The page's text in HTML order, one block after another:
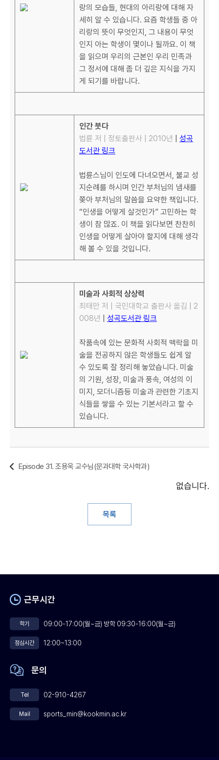
랑의 모습들, 현대의 아리랑에 대해 자
세히 알 수 있습니다. 요즘 학생들 중 아
리랑의 뜻이 무엇인지, 그 내용이 무엇
인지 아는 학생이 몇이나 될까요. 이 책
을 읽으며 우리의 근본인 우리 민족과
그 정서에 대해 좀 더 깊은 지식을 가지
게 되기를 바랍니다.
인간 붓다
법륜 저 | 정토출판사 | 2010년
성곡
도서관 링크
법륜스님이 인도에 다녀오면서, 불교 성
지순례를 하시며 인간 부처님의 냄새를
쫒아 부처님의 말씀을 요약한 책입니다.
“인생을 어떻게 살것인가” 고민하는 학
생이 참 많죠. 이 책을 읽다보면 찬찬히
인생을 어떻게 살아야 할지에 대해 생각
해 볼 수 있을 것입니다.
미술과 사회적 상상력
최태만 저 | 국민대학교 출판사 옮김 | 2
008년
성곡도서관 링크
작품속에 있는 문화적 사회적 맥락을 미
술을 전공하지 않은 학생들도 쉽게 알
수 있도록 잘 정리해 놓았습니다. 미술
의 기원, 성장, 미술과 풍속, 여성의 이
미지, 모더니즘등 미술과 관련한 기초지
식들을 쌓을 수 있는 기본서라고 할 수
있습니다.
Episode 31. 조용욱 교수님(문과대학 국사학과)
목록
없습니다.
근무시간
학기 09:00-17:00(월~금) 방학 09:30-16:00(월~금)
점심시간 12:00~13:00
문의
Tel 02-910-4267
Mail sports_min@kookmin.ac.kr